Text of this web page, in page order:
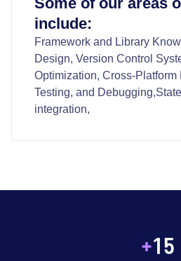
include:
Framework and Library
Design, Version Control
Optimization, Cross-Platform
Testing, and
integration,
+15